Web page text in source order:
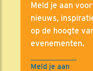
Meld je aan
nieuws,
op de hoogte
evenementen.
Meld je aan